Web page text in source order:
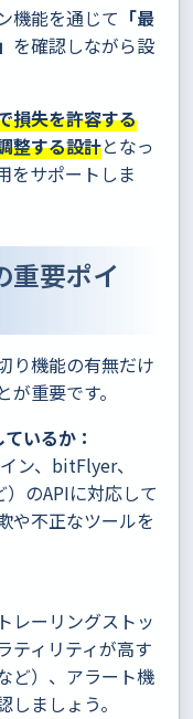
機能を通じて 「最
を確認しながら設
損失を許容する
整する設計となっ
をサポートしま
重要ポイ
り機能の有無だけ
重要です。
いるか：
ン、bitFlyer、
のAPIに対応して
や不正なツールを
レーリングストッ
ティリティが高す
ど）、アラート機
ましょう。